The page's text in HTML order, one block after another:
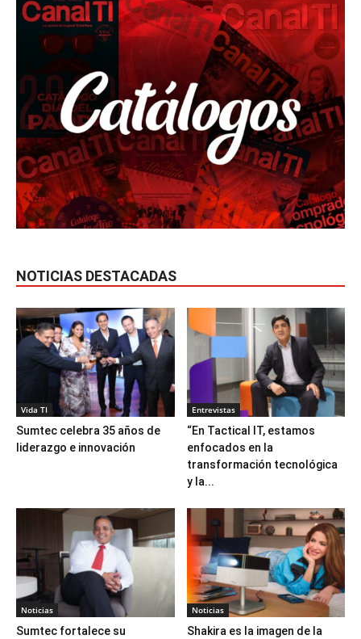
NOTICIAS DESTACADAS
Vida TI
Sumtec celebra 35 años de
liderazgo e innovación
Entrevistas
“En Tactical IT, estamos
enfocados en la
transformación tecnológica
y la...
Noticias
Sumtec fortalece su
Noticias
Shakira es la imagen de la